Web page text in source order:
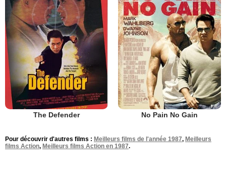
The Defender No Pain No Gain
Pour découvrir d'autres films : Meilleurs films de l'année 1987, Meilleurs
films Action, Meilleurs films Action en 1987.